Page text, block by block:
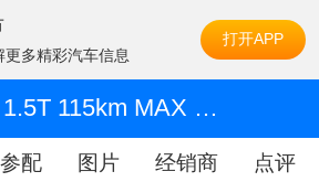
更多精彩汽车信息
打开APP
2024款 1.5T 115km MAX 龙腾版
参配 图片 经销商 点评